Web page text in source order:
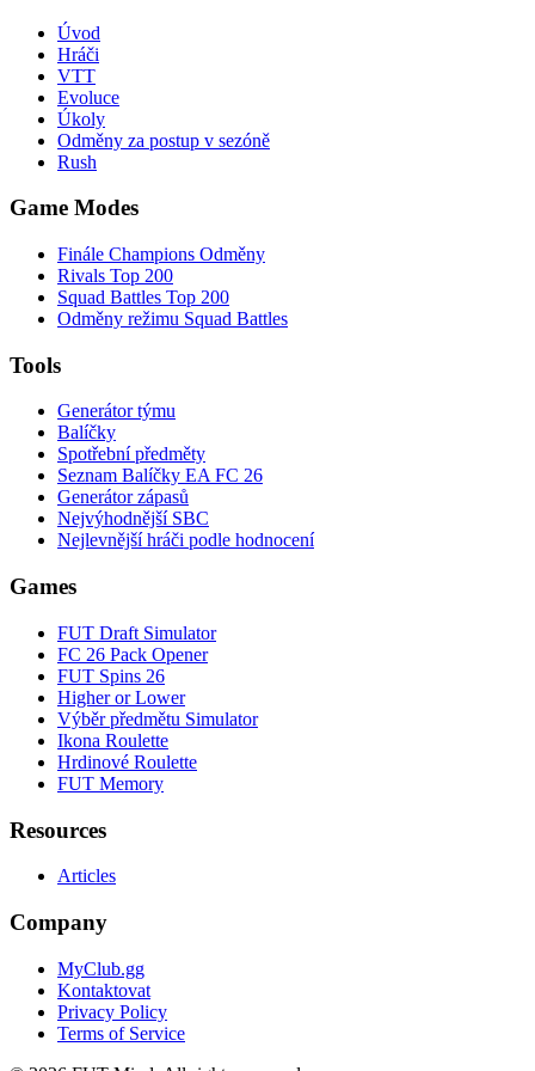
Úvod
Hráči
VTT
Evoluce
Úkoly
Odměny za postup v sezóně
Rush
Game Modes
Finále Champions Odměny
Rivals Top 200
Squad Battles Top 200
Odměny režimu Squad Battles
Tools
Generátor týmu
Balíčky
Spotřební předměty
Seznam Balíčky EA FC 26
Generátor zápasů
Nejvýhodnější SBC
Nejlevnější hráči podle hodnocení
Games
FUT Draft Simulator
FC 26 Pack Opener
FUT Spins 26
Higher or Lower
Výběr předmětu Simulator
Ikona Roulette
Hrdinové Roulette
FUT Memory
Resources
Articles
Company
MyClub.gg
Kontaktovat
Privacy Policy
Terms of Service